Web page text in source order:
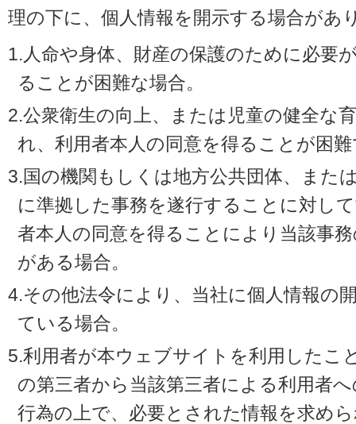
理の下に、個人情報を開示する場合があ
1.人命や身体、財産の保護のために必要
ることが困難な場合。
2.公衆衛生の向上、または児童の健全な
れ、利用者本人の同意を得ることが困
3.国の機関もしくは地方公共団体、また
に準拠した事務を遂行することに対し
者本人の同意を得ることにより当該事
がある場合。
4.その他法令により、当社に個人情報の
ている場合。
5.利用者が本ウェブサイトを利用したこ
の第三者から当該第三者による利用者
行為の上で、必要とされた情報を求め